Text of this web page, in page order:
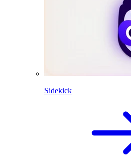
Sidekick